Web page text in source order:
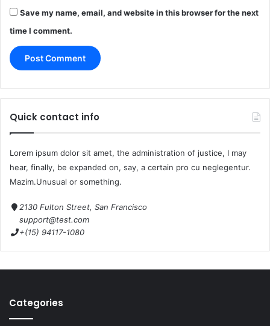
Save my name, email, and website in this browser for the next
time I comment.
Quick contact info
Lorem ipsum dolor sit amet, the administration of justice, I may
hear, finally, be expanded on, say, a certain pro cu neglegentur.
Mazim.Unusual or something.
2130 Fulton Street, San Francisco
support@test.com
+(15) 94117-1080
Categories